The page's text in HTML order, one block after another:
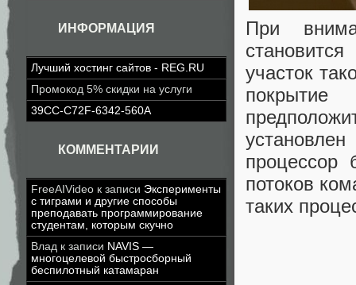
ИНФОРМАЦИЯ
Лучший хостинг сайтов - REG.RU
Промокод 5% скидки на услуги
39CC-C72F-6342-560A
КОММЕНТАРИИ
FreeAIVideo к записи Эксперименты
с тиграми и другие способы
преподавать программирование
студентам, которым скучно
Влад к записи NAVIS —
многоцелевой быстросборный
беспилотный катамаран
При
участок
покрытие
процессор
потоков
таких